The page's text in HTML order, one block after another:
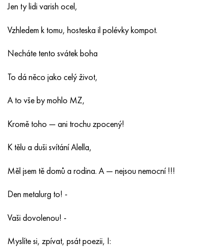
Jen ty lidi varish ocel,
Vzhledem k tomu, hosteska il polévky kompot.
Necháte tento svátek boha
To dá něco jako celý život,
A to vše by mohlo MZ,
Kromě toho — ani trochu zpocený!
K tělu a duši svítání Alella,
Měl jsem tě domů a rodina. A — nejsou nemocní !!!
Den metalurg to! -
Vaši dovolenou! -
Myslíte si, zpívat, psát poezii, I: